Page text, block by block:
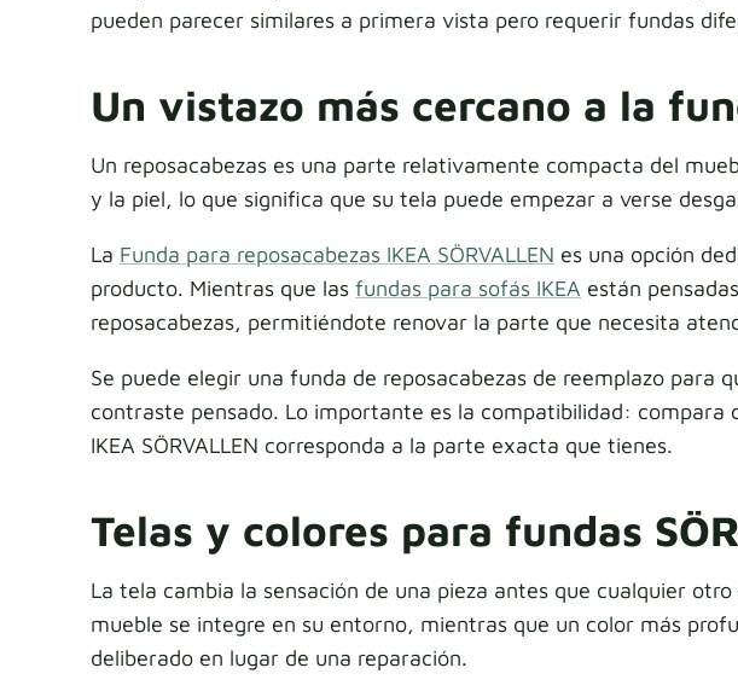
pueden parecer similares a primera vista pero requerir fundas
Un vistazo más cercano a la
Un reposacabezas es una parte relativamente compacta del
y la piel, lo que significa que su tela puede empezar a verse
La Funda para reposacabezas IKEA SÖRVALLEN es una opción
producto. Mientras que las fundas para sofás IKEA están
reposacabezas, permitiéndote renovar la parte que necesita
Se puede elegir una funda de reposacabezas de reemplazo
contraste pensado. Lo importante es la compatibilidad:
IKEA SÖRVALLEN corresponda a la parte exacta que tienes.
Telas y colores para fundas
La tela cambia la sensación de una pieza antes que cualquier
mueble se integre en su entorno, mientras que un color más
deliberado en lugar de una reparación.